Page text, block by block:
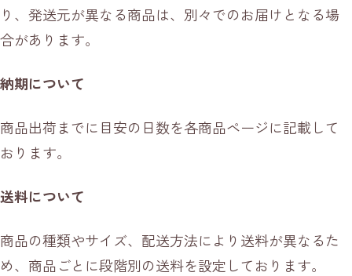
り、発送元が異なる商品は、別々でのお届けとなる場
合があります。
納期について
商品出荷までに目安の日数を各商品ページに記載して
おります。
送料について
商品の種類やサイズ、配送方法により送料が異なるた
め、商品ごとに段階別の送料を設定しております。